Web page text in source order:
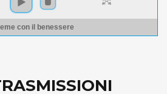
con il benessere